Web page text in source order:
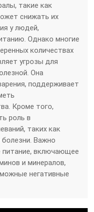
такие как
снижать их
у людей,
Однако многие
количествах
угрозы для
Она
поддерживает
Кроме того,
роль в
таких как
Важно
питание, включающее
и минералов,
негативные